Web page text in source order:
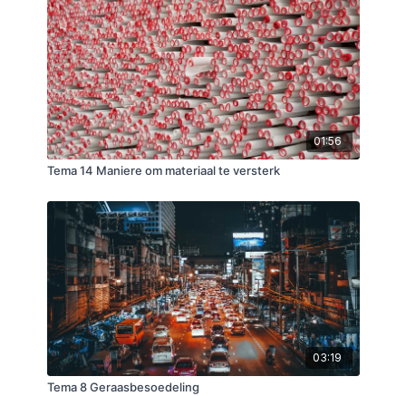
01:56
Tema 14 Maniere om materiaal te versterk
03:19
Tema 8 Geraasbesoedeling